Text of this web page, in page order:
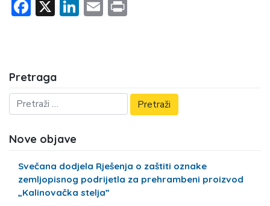
Facebook
X LinkedIn
Email
Pretraga
Nove objave
Svečana dodjela Rješenja o zaštiti oznake
zemljopisnog podrijetla za prehrambeni proizvod
„Kalinovačka stelja”